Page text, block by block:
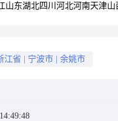
两侧)新建工
山东湖北四川 河北河南天津山
江省 宁波市 余姚市